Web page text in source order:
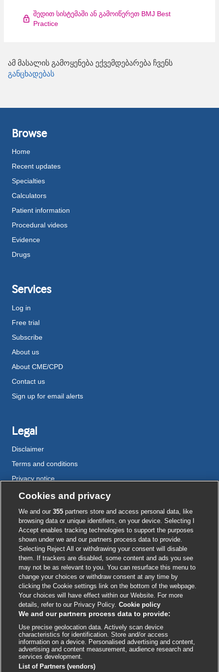
შედით სისტემაში ან გამოიწერეთ BMJ Best
Practice
ამ მასალის გამოყენება ექვემდებარება ჩვენს
განცხადებას
Browse
Home
Recent updates
Specialties
Calculators
Patient information
Procedural videos
Evidence
Drugs
Services
Log in
Free trial
Subscribe
About us
About CME/CPD
Contact us
Sign up for email alerts
Legal
Disclaimer
Terms and conditions
Privacy notice
Cookie policy
Accessibility
External
link
opens
in
a
new
window
External
link
opens
in
a
new
window
External
link
opens
in
a
new
window
External
link
opens
in
a
new
window
External
link
opens
in
a
new
window
© BMJ Publishing Group 2026
ISSN 2515-9615
Cookies and privacy
We and our355 partners store and access personal data, like
browsing data or unique identifiers, on your device. Selecting I
Accept enables tracking technologies to support the purposes
shown under we and our partners process data to provide.
Selecting Reject All or withdrawing your consent will disable
them. If trackers are disabled, some content and ads you see
may not be as relevant to you. You can resurface this menu to
change your choices or withdraw consent at any time by
clicking the Cookie settings link on the bottom of the webpage.
Your choices will have effect within our Website. For more
details, refer to our Privacy Policy. Cookie policy
We and our partners process data to provide:
Use precise geolocation data. Actively scan device
characteristics for identification. Store and/or access
information on a device. Personalised advertising and content,
advertising and content measurement, audience research and
services development.
List of Partners (vendors)